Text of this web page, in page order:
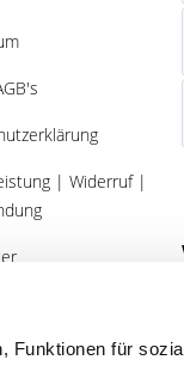
Funktionen für
| Widerruf |